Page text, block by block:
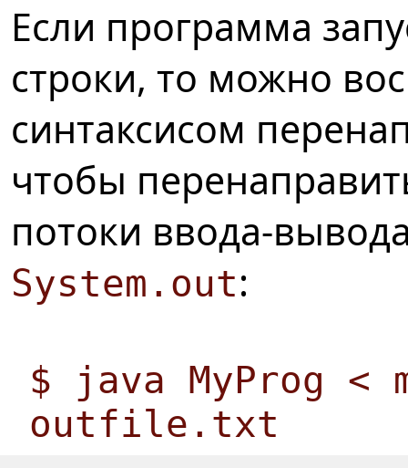
Если программа
строки, то можно
синтаксисом
чтобы
потоки ввода-
System.out:
$ java MyProg
outfile.txt